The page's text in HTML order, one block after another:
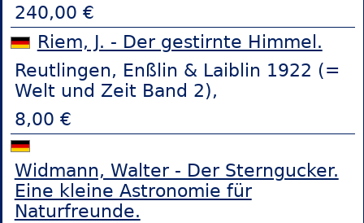
240,00 €
Riem, J. - Der gestirnte Himmel.
Reutlingen, Enßlin & Laiblin 1922 (=
Welt und Zeit Band 2),
8,00 €
Widmann, Walter - Der Sterngucker.
Eine kleine Astronomie für
Naturfreunde.